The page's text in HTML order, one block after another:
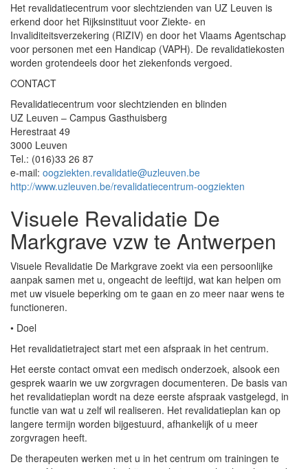
Het revalidatiecentrum voor slechtzienden van UZ Leuven is
erkend door het Rijksinstituut voor Ziekte- en
Invaliditeitsverzekering (RIZIV) en door het Vlaams Agentschap
voor personen met een Handicap (VAPH). De revalidatiekosten
worden grotendeels door het ziekenfonds vergoed.
CONTACT
Revalidatiecentrum voor slechtzienden en blinden
UZ Leuven – Campus Gasthuisberg
Herestraat 49
3000 Leuven
Tel.: (016)33 26 87
e-mail: oogziekten.revalidatie@uzleuven.be
http://www.uzleuven.be/revalidatiecentrum-oogziekten
Visuele Revalidatie De
Markgrave vzw te Antwerpen
Visuele Revalidatie De Markgrave zoekt via een persoonlijke
aanpak samen met u, ongeacht de leeftijd, wat kan helpen om
met uw visuele beperking om te gaan en zo meer naar wens te
functioneren.
• Doel
Het revalidatietraject start met een afspraak in het centrum.
Het eerste contact omvat een medisch onderzoek, alsook een
gesprek waarin we uw zorgvragen documenteren. De basis van
het revalidatieplan wordt na deze eerste afspraak vastgelegd, in
functie van wat u zelf wil realiseren. Het revalidatieplan kan op
langere termijn worden bijgestuurd, afhankelijk of u meer
zorgvragen heeft.
De therapeuten werken met u in het centrum om trainingen te